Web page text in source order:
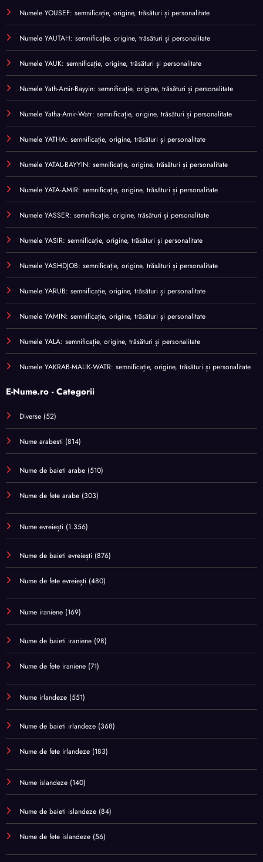
Numele YOUSEF: semnificație, origine, trăsături și personalitate
Numele YAUTAH: semnificație, origine, trăsături și personalitate
Numele YAUK: semnificație, origine, trăsături și personalitate
Numele Yath-Amir-Bayyin: semnificație, origine, trăsături și personalitate
Numele Yatha-Amir-Watr: semnificație, origine, trăsături și personalitate
Numele YATHA: semnificație, origine, trăsături și personalitate
Numele YATAL-BAYYIN: semnificație, origine, trăsături și personalitate
Numele YATA-AMIR: semnificație, origine, trăsături și personalitate
Numele YASSER: semnificație, origine, trăsături și personalitate
Numele YASIR: semnificație, origine, trăsături și personalitate
Numele YASHDJOB: semnificație, origine, trăsături și personalitate
Numele YARUB: semnificație, origine, trăsături și personalitate
Numele YAMIN: semnificație, origine, trăsături și personalitate
Numele YALA: semnificație, origine, trăsături și personalitate
Numele YAKRAB-MALIK-WATR: semnificație, origine, trăsături și personalitate
E-Nume.ro - Categorii
Diverse (52)
Nume arabesti (814)
Nume de baieti arabe (510)
Nume de fete arabe (303)
Nume evreiești (1.356)
Nume de baieti evreiești (876)
Nume de fete evreiești (480)
Nume iraniene (169)
Nume de baieti iraniene (98)
Nume de fete iraniene (71)
Nume irlandeze (551)
Nume de baieti irlandeze (368)
Nume de fete irlandeze (183)
Nume islandeze (140)
Nume de baieti islandeze (84)
Nume de fete islandeze (56)